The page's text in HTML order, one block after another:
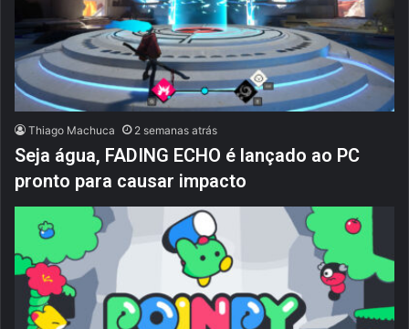
Thiago Machuca 2 semanas atrás
Seja água, FADING ECHO é lançado ao PC
pronto para causar impacto